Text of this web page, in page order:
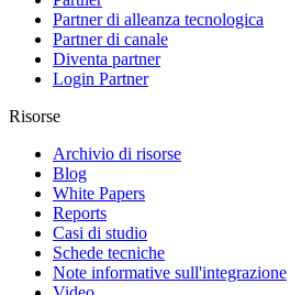
Partner di alleanza tecnologica
Partner di canale
Diventa partner
Login Partner
Risorse
Archivio di risorse
Blog
White Papers
Reports
Casi di studio
Schede tecniche
Note informative sull'integrazione